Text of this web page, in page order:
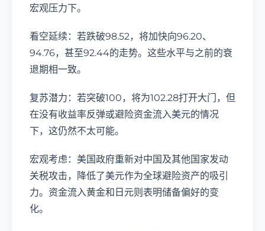
宏观压力下。
看空延续：若跌破98.52，将加快向96.20、
94.76，甚至92.44的走势。这些水平与之前的衰
退期相一致。
复苏潜力：若突破100，将为102.28打开大门，但
在没有收益率反弹或避险资金流入美元的情况
下，这仍然不太可能。
宏观考虑：美国政府重新对中国及其他国家发动
关税攻击，降低了美元作为全球避险资产的吸引
力。资金流入黄金和日元则表明储备偏好的变
化。